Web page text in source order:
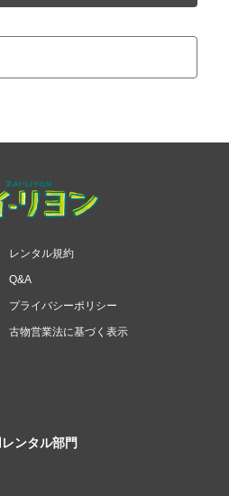
レンタル規約
Q&A
プライバシーポリシー
古物営業法に基づく表示
ンタル部門